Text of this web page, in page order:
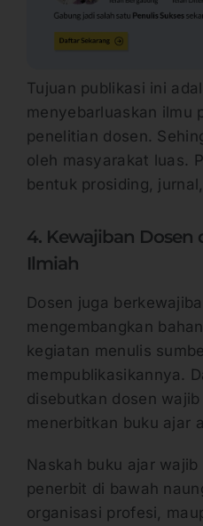
Tujuan publikasi ini
menyebarluaskan ilmu
penelitian dosen.
oleh masyarakat luas.
bentuk prosiding,
4. Kewajiban Dosen
Ilmiah
Dosen juga
mengembangkan
kegiatan menulis
mempublikasikannya.
disebutkan dosen
menerbitkan buku ajar
Naskah buku ajar
penerbit di bawah
organisasi profesi,